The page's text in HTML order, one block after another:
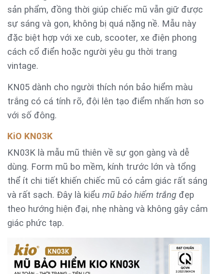
sản phẩm, đồng thời giúp chiếc mũ vẫn giữ được
sự sáng và gọn, không bị quá nặng nề. Mẫu này
đặc biệt hợp với xe cub, scooter, xe điện phong
cách cổ điển hoặc người yêu gu thời trang
vintage.
KN05 dành cho người thích nón bảo hiểm màu
trắng có cá tính rõ, đội lên tạo điểm nhấn hơn so
với số đông.
KiO KN03K
KN03K là mẫu mũ thiên về sự gọn gàng và dễ
dùng. Form mũ bo mềm, kính trước lớn và tổng
thể ít chi tiết khiến chiếc mũ có cảm giác rất sáng
và rất sạch. Đây là kiểu mũ bảo hiểm trắng đẹp
theo hướng hiện đại, nhẹ nhàng và không gây cảm
giác phức tạp.